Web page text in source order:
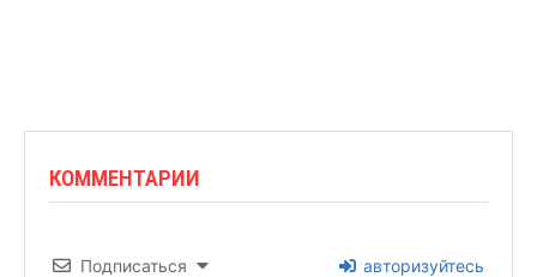
КОММЕНТАРИИ
Подписаться авторизуйтесь